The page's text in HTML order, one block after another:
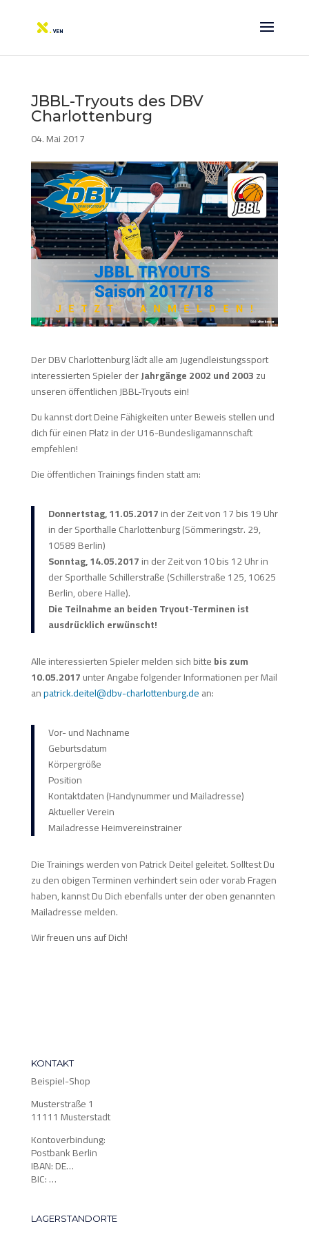
JBBL-Tryouts des DBV
Charlottenburg
04. Mai 2017
Der DBV Charlottenburg lädt alle am Jugendleistungssport
interessierten Spieler derJahrgänge 2002 und 2003zu
unseren öffentlichen JBBL-Tryouts ein!
Du kannst dort Deine Fähigkeiten unter Beweis stellen und
dich für einen Platz in der U16-Bundesligamannschaft
empfehlen!
Die öffentlichen Trainings finden statt am:
Donnertstag, 11.05.2017in der Zeit von 17 bis 19 Uhr
in der Sporthalle Charlottenburg (Sömmeringstr. 29,
10589 Berlin)
Sonntag, 14.05.2017in der Zeit von 10 bis 12 Uhr in
der Sporthalle Schillerstraße (Schillerstraße 125, 10625
Berlin, obere Halle).
Die Teilnahme an beiden Tryout-Terminen ist
ausdrücklich erwünscht!
Alle interessierten Spieler melden sich bittebis zum
10.05.2017unter Angabe folgender Informationen per Mail
anpatrick.deitel@dbv-charlottenburg.dean:
Vor- und Nachname
Geburtsdatum
Körpergröße
Position
Kontaktdaten (Handynummer und Mailadresse)
Aktueller Verein
Mailadresse Heimvereinstrainer
Die Trainings werden von Patrick Deitel geleitet. Solltest Du
zu den obigen Terminen verhindert sein oder vorab Fragen
haben, kannst Du Dich ebenfalls unter der oben genannten
Mailadresse melden.
Wir freuen uns auf Dich!
KONTAKT
Beispiel-Shop
Musterstraße 1
11111 Musterstadt
Kontoverbindung:
Postbank Berlin
IBAN: DE…
BIC: …
LAGERSTANDORTE